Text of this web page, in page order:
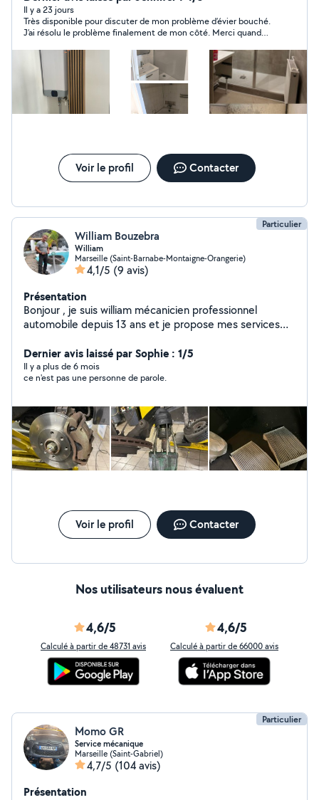
Il y a 23 jours
Très disponible pour discuter de mon problème d’évier bouché.
J’ai résolu le problème finalement de mon côté. Merci quand
Voir le profil Contacter
Particulier
William Bouzebra
William
Marseille (Saint-Barnabe-Montaigne-Orangerie)
4,1/5 (9 avis)
Présentation
Bonjour , je suis william mécanicien professionnel
automobile depuis 13 ans et je propose mes services
machine à pneus , machine à géométrie , valise
diagnostic , polissage des feux , vidange , embrayage ,
distribution ect )
Dernier avis laissé par Sophie : 1/5
Il y a plus de 6 mois
ce n'est pas une personne de parole.
Voir le profil Contacter
Nos utilisateurs nous évaluent
4,6/5
Calculé à partir de 48731 avis
4,6/5
Calculé à partir de 66000 avis
Particulier
Momo GR
Service mécanique
Marseille (Saint-Gabriel)
4,7/5 (104 avis)
Présentation